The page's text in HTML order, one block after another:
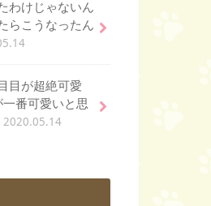
わけじゃないん
らこうなったん
目が超絶可愛
番可愛いと思
2020.05.14